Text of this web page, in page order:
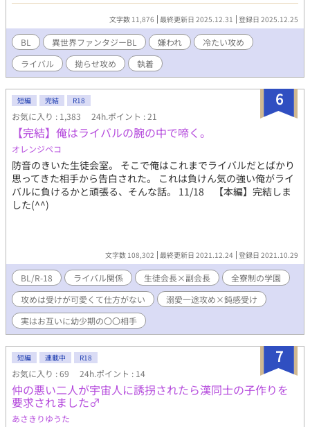
ロは後半です。 (初めて人を好きになってその気持ちに気づけず冷
たくしてしまう拗らせ人気者美形）✖️(能力は高いが不器用で平和
主義者、自己肯定感低め) ムーンライトノベルズにも掲載していま
す。 表紙画像はchat gptに作成してもらいました(*'▽'*)
文字数 11,876 最終更新日 2025.12.31 登録日 2025.12.25
BL 異世界ファンタジーBL 嫌われ
冷たい攻め
ライバル
拗らせ攻め 執着
6
短編 完結 R18
お気に入り : 1,383 24h.ポイント : 21
【完結】俺はライバルの腕の中で啼く。
オレンジペコ
防音のきいた生徒会室。 そこで俺はこれまでライバルだとばかり
思ってきた相手から告白された。 これは負けん気の強い俺がライ
バルに負けるかと頑張る、そんな話。 11/18 【本編】完結しま
した(^^)
文字数 108,302 最終更新日 2021.12.24 登録日 2021.10.29
BL/R-18 ライバル関係 生徒会長×副会長
全寮制の学園
攻めは受けが可愛くて仕方がない
溺愛一途攻め×鈍感受け
実はお互いに幼少期の〇〇相手
7
短編 連載中 R18
お気に入り : 69 24h.ポイント : 14
仲の悪い二人が宇宙人に誘拐されたら漢同士の子作りを
要求されました♂
あさきりゆうた